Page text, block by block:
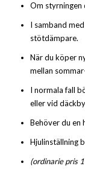
Om styrningen
I samband
stötdämpare.
När du köper
mellan
I normala fall
eller vid
Behöver du en
Hjulinställning
(ordinarie pris